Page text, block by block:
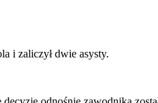
i zaliczył dwie asysty.